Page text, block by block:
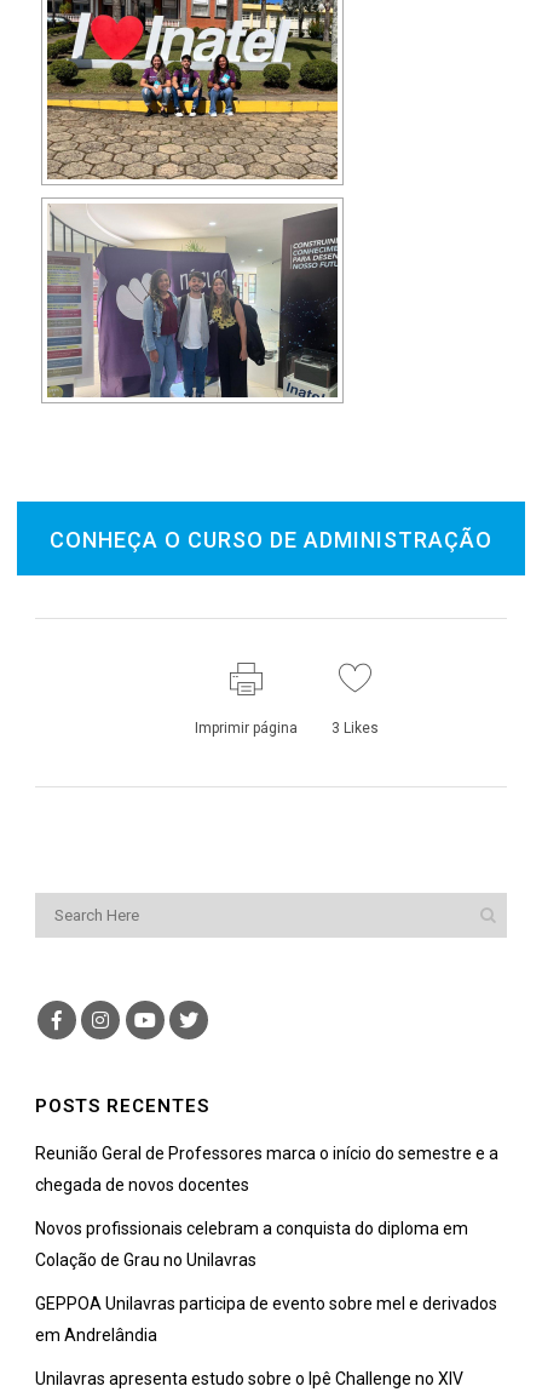
CONHEÇA O CURSO DE ADMINISTRAÇÃO
Imprimir página 3 Likes
POSTS RECENTES
Reunião Geral de Professores marca o início do semestre e a
chegada de novos docentes
Novos profissionais celebram a conquista do diploma em
Colação de Grau no Unilavras
GEPPOA Unilavras participa de evento sobre mel e derivados
em Andrelândia
Unilavras apresenta estudo sobre o Ipê Challenge no XIV